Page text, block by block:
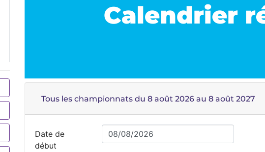
Calendrier
Tous les championnats du 8 août 2026 au 8 août 2027
Date de
début